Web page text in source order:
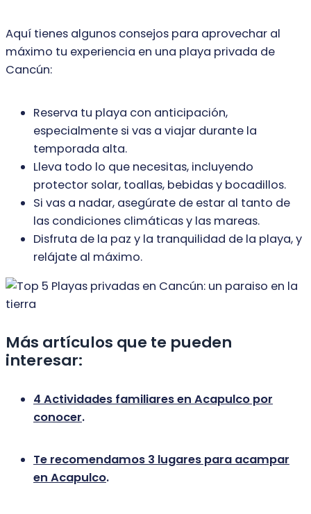
Aquí tienes algunos consejos para aprovechar al
máximo tu experiencia en una playa privada de
Cancún:
Reserva tu playa con anticipación,
especialmente si vas a viajar durante la
temporada alta.
Lleva todo lo que necesitas, incluyendo
protector solar, toallas, bebidas y bocadillos.
Si vas a nadar, asegúrate de estar al tanto de
las condiciones climáticas y las mareas.
Disfruta de la paz y la tranquilidad de la playa, y
relájate al máximo.
Más artículos que te pueden
interesar:
4 Actividades familiares en Acapulco por
conocer.
Te recomendamos 3 lugares para acampar
en Acapulco.